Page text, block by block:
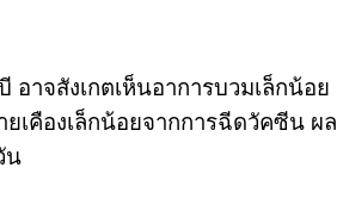
าจสังเกตเห็นอาการบวมเล็กน้อย
เคืองเล็กน้อยจากการฉีดวัคซีน ผล
น